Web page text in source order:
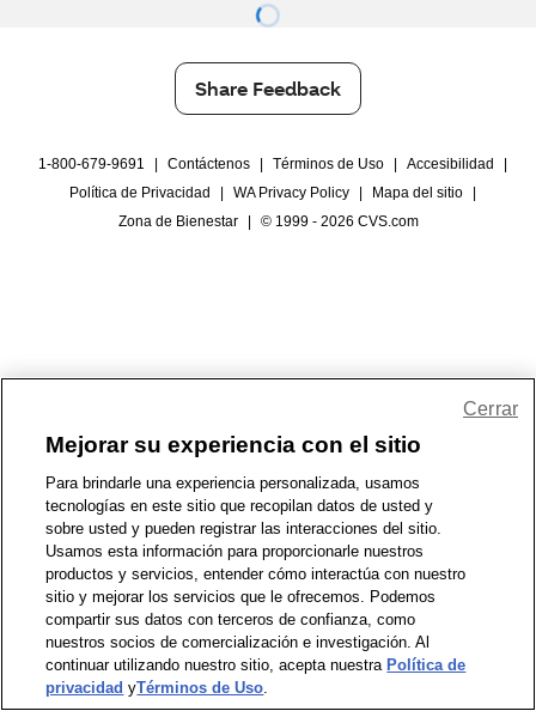
Share Feedback
1-800-679-9691 Contáctenos Términos de Uso Accesibilidad
Política de Privacidad
WA Privacy Policy Mapa del sitio
Zona de Bienestar
© 1999 - 2026 CVS.com
Mejorar su experiencia con el sitio
Para brindarle una experiencia personalizada, usamos
tecnologías en este sitio que recopilan datos de usted y
sobre usted y pueden registrar las interacciones del sitio.
Usamos esta información para proporcionarle nuestros
productos y servicios, entender cómo interactúa con nuestro
sitio y mejorar los servicios que le ofrecemos. Podemos
compartir sus datos con terceros de confianza, como
nuestros socios de comercialización e investigación. Al
continuar utilizando nuestro sitio, acepta nuestra Política de
privacidad yTérminos de Uso.
Cerrar